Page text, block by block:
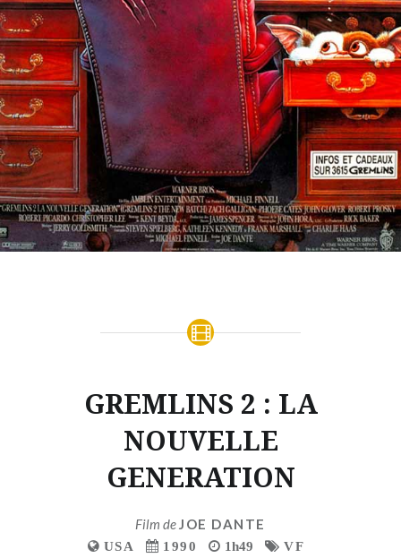
GREMLINS 2 : LA
NOUVELLE
GENERATION
Film deJOE DANTE
USA 1990 1h49
VF